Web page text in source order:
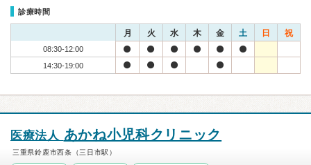
診療時間
月 火 水 木 金 土 日 祝
08:30-12:00
14:30-19:00
医療法人 あかね小児科クリニック
三重県鈴鹿市西条（三日市駅）